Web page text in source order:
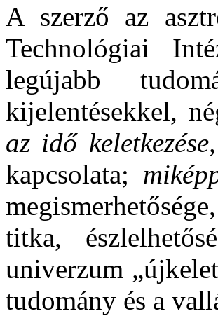
A szerző az
Technológiai
legújabb
kijelentésekkel,
az idő keletkezése,
kapcsolata;
titka,
univerzum
tudomány és a